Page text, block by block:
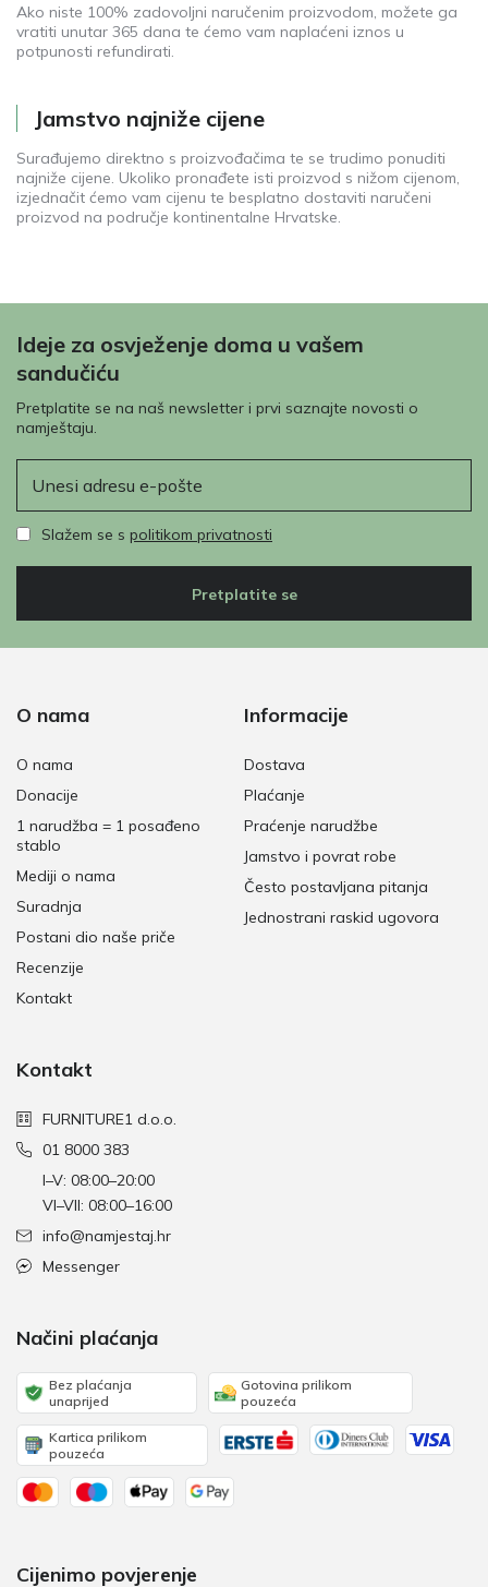
Ako niste 100% zadovoljni naručenim proizvodom, možete ga
vratiti unutar 365 dana te ćemo vam naplaćeni iznos u
potpunosti refundirati.
Jamstvo najniže cijene
Surađujemo direktno s proizvođačima te se trudimo ponuditi
najniže cijene. Ukoliko pronađete isti proizvod s nižom cijenom,
izjednačit ćemo vam cijenu te besplatno dostaviti naručeni
proizvod na područje kontinentalne Hrvatske.
Ideje za osvježenje doma u vašem
sandučiću
Pretplatite se na naš newsletter i prvi saznajte novosti o
namještaju.
Slažem se s politikom privatnosti
Pretplatite se
O nama
O nama
Donacije
1 narudžba = 1 posađeno
stablo
Mediji o nama
Suradnja
Postani dio naše priče
Recenzije
Kontakt
Informacije
Dostava
Plaćanje
Praćenje narudžbe
Jamstvo i povrat robe
Često postavljana pitanja
Jednostrani raskid ugovora
Kontakt
FURNITURE1 d.o.o.
01 8000 383
I–V: 08:00–20:00
VI–VII: 08:00–16:00
info@namjestaj.hr
Messenger
Načini plaćanja
Bez plaćanja
unaprijed
Gotovina prilikom
pouzeća
Kartica prilikom
pouzeća
Cijenimo povjerenje